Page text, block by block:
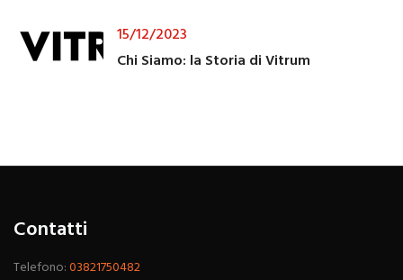
15/12/2023
Chi Siamo: la Storia di Vitrum
Contatti
Telefono:03821750482